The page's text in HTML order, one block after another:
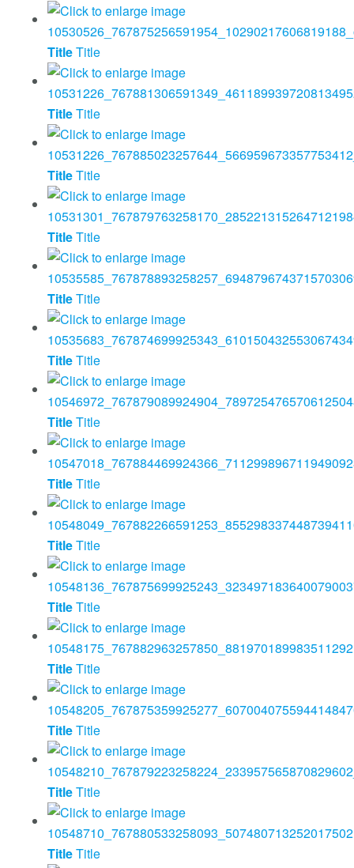
TitleTitle
TitleTitle
TitleTitle
TitleTitle
TitleTitle
TitleTitle
TitleTitle
TitleTitle
TitleTitle
TitleTitle
TitleTitle
TitleTitle
TitleTitle
TitleTitle